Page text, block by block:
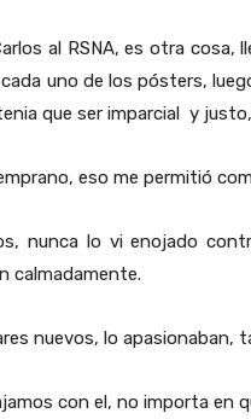
al RSNA, es otra cosa,
uno de los pósters,
que ser imparcial y
eso me permitió
nunca lo vi enojado
calmadamente.
nuevos, lo apasionaban,
con el, no importa en